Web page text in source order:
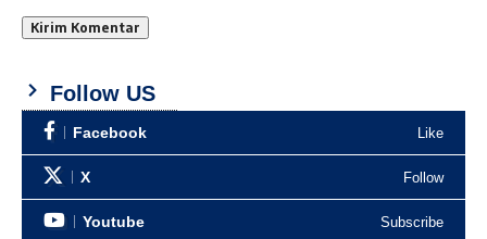
Follow US
Facebook Like
X Follow
Youtube Subscribe